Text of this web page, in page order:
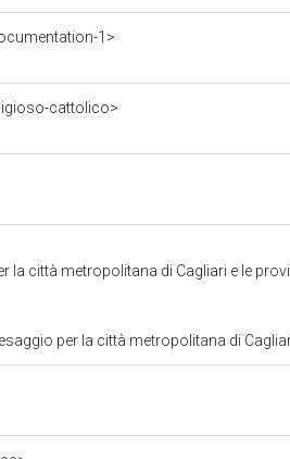
1>
cattolico>
metropolitana di Cagliari e le province di
città metropolitana di Cagliari e le province